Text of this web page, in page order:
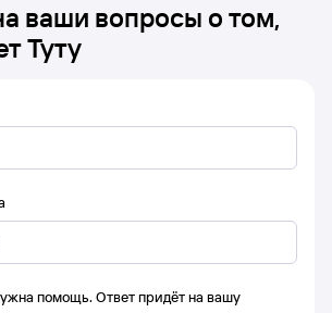
ваши вопросы о том,
Туту
помощь. Ответ придёт на вашу